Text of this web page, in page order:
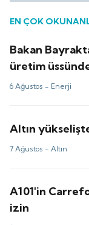
EN ÇOK
Bakan
üretim
6 Ağustos - Enerji
Altın
7 Ağustos -Altın
A101'in
izin